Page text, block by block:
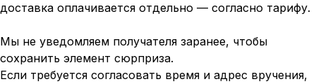
доставка оплачивается отдельно — согласно тарифу.
Мы не уведомляем получателя заранее, чтобы
сохранить элемент сюрприза.
Если требуется согласовать время и адрес вручения,